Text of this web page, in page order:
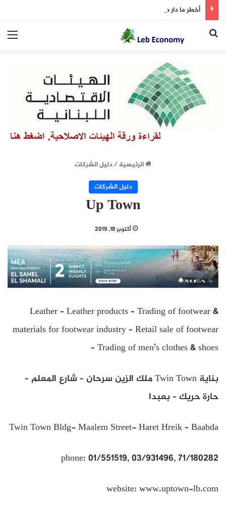
أخطر ما دار داخل غرفة المفاوضات
بحث عن
الرئيسية/دليل الشركات
دليل الشركات
Up Town
أكتوبر 18, 2019
Leather – Leather products – Trading of footwear &
materials for footwear industry – Retail sale of footwear
– Trading of men’s clothes & shoes
بناية Twin Town ملك الزين سرحان – شارع المعلم –
حارة حريك – بعبدا
Twin Town Bldg- Maalem Street- Haret Hreik – Baabda
phone: 01/551519, 03/931496, 71/180282
website: www.uptown-lb.com